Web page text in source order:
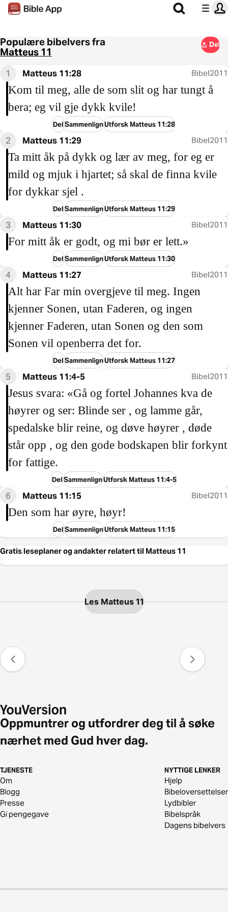
Populære bibelvers fra
Matteus 11
Del
1 Matteus 11:28 Bibel2011
Kom til meg, alle de som slit og har tungt å
bera; eg vil gje dykk kvile!
DelSammenlignUtforsk Matteus 11:28
2 Matteus 11:29 Bibel2011
Ta mitt åk på dykk og lær av meg, for eg er
mild og mjuk i hjartet; så skal de finna kvile
for dykkar sjel .
DelSammenlignUtforsk Matteus 11:29
3 Matteus 11:30 Bibel2011
For mitt åk er godt, og mi bør er lett.»
DelSammenlignUtforsk Matteus 11:30
4 Matteus 11:27 Bibel2011
Alt har Far min overgjeve til meg. Ingen
kjenner Sonen, utan Faderen, og ingen
kjenner Faderen, utan Sonen og den som
Sonen vil openberra det for.
DelSammenlignUtforsk Matteus 11:27
5 Matteus 11:4-5 Bibel2011
Jesus svara: «Gå og fortel Johannes kva de
høyrer og ser: Blinde ser , og lamme går,
spedalske blir reine, og døve høyrer , døde
står opp , og den gode bodskapen blir forkynt
for fattige.
DelSammenlignUtforsk Matteus 11:4-5
6 Matteus 11:15 Bibel2011
Den som har øyre, høyr!
DelSammenlignUtforsk Matteus 11:15
Gratis leseplaner og andakter relatert til Matteus 11
Les Matteus 11
Oppmuntrer og utfordrer deg til å søke
nærhet med Gud hver dag.
TJENESTE
Om
Blogg
Presse
Gi pengegave
NYTTIGE LENKER
Hjelp
Bibeloversettelser
Lydbibler
Bibelspråk
Dagens bibelvers